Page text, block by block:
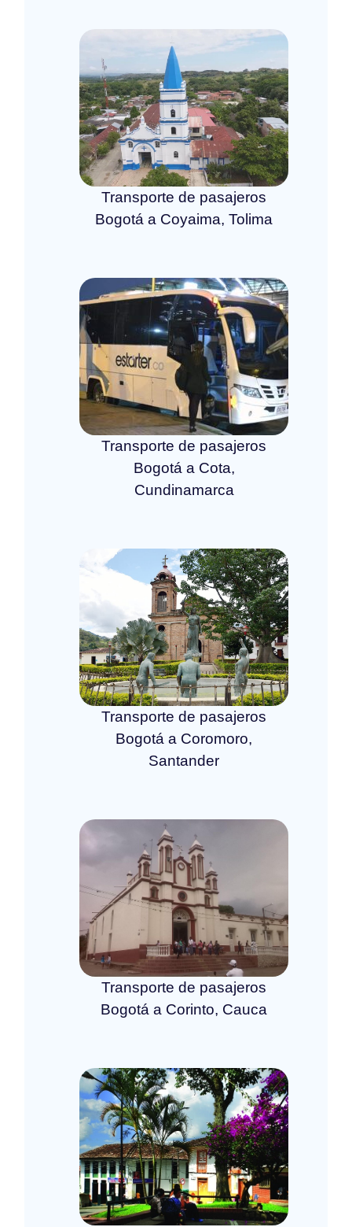
Transporte de pasajeros
Bogotá a Coyaima, Tolima
Transporte de pasajeros
Bogotá a Cota,
Cundinamarca
Transporte de pasajeros
Bogotá a Coromoro,
Santander
Transporte de pasajeros
Bogotá a Corinto, Cauca